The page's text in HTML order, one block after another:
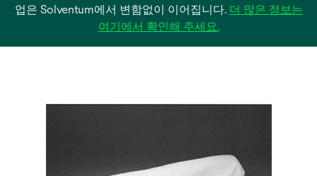
업은 Solventum에서 변함없이 이어집니다. 더 많은 정보는
여기에서 확인해 주세요.새